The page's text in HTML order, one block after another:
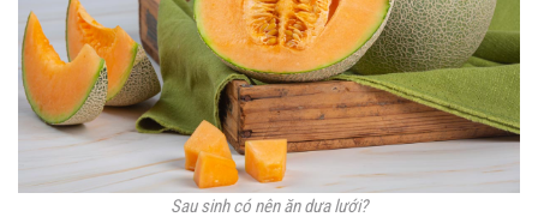
Sau sinh có nên ăn dưa lưới?